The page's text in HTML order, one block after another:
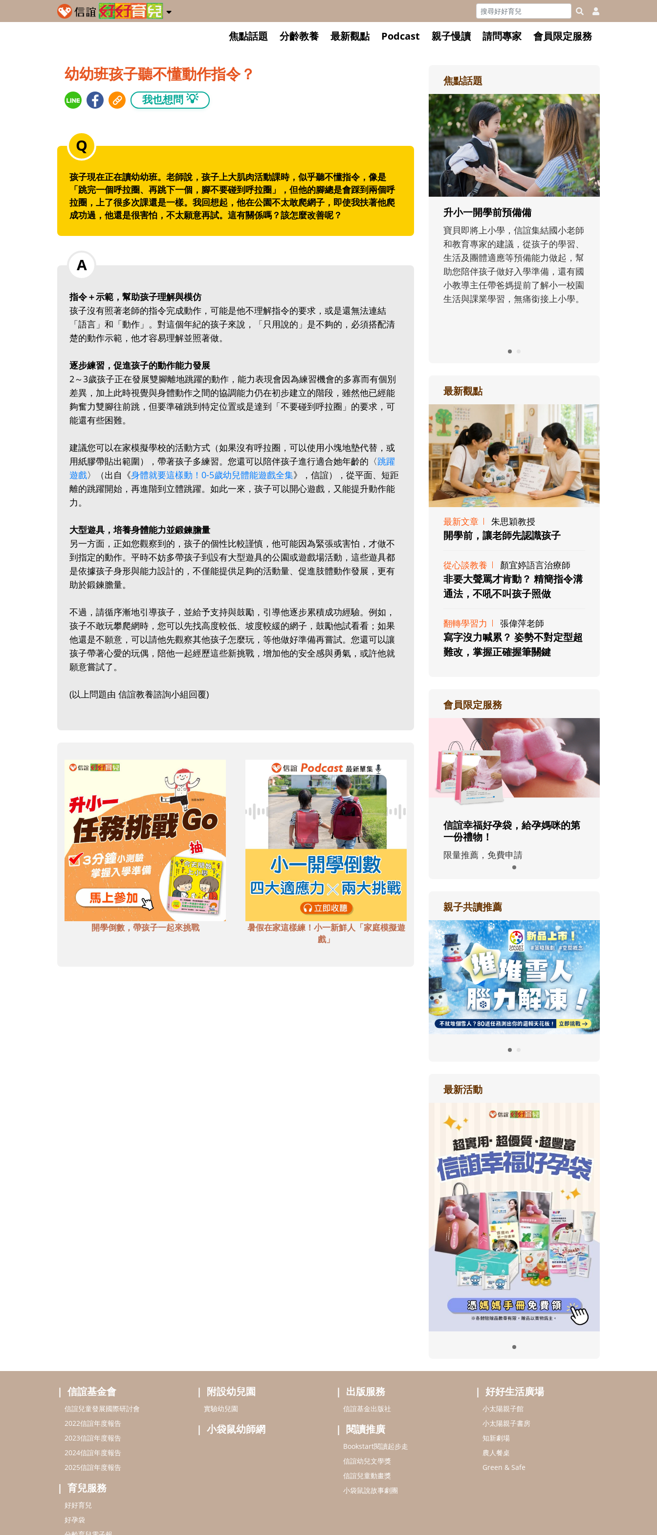
焦點話題 分齡教養 最新觀點 Podcast 親子慢讀 請問專家 會員限定服務
幼幼班孩子聽不懂動作指令？
我也想問 💡
孩子現在正在讀幼幼班。老師說，孩子上大肌肉活動課時，似乎聽不懂指令，像是
「跳完一個呼拉圈、再跳下一個，腳不要碰到呼拉圈」，但他的腳總是會踩到兩個呼
拉圈，上了很多次課還是一樣。我回想起，他在公園不太敢爬網子，即使我扶著他爬
成功過，他還是很害怕，不太願意再試。這有關係嗎？該怎麼改善呢？
指令＋示範，幫助孩子理解與模仿
孩子沒有照著老師的指令完成動作，可能是他不理解指令的要求，或是還無法連結
「語言」和「動作」。對這個年紀的孩子來說，「只用說的」是不夠的，必須搭配清
楚的動作示範，他才容易理解並照著做。
逐步練習，促進孩子的動作能力發展
2～3歲孩子正在發展雙腳離地跳躍的動作，能力表現會因為練習機會的多寡而有個別
差異，加上此時視覺與身體動作之間的協調能力仍在初步建立的階段，雖然他已經能
夠奮力雙腳往前跳，但要準確跳到特定位置或是達到「不要碰到呼拉圈」的要求，可
能還有些困難。
建議您可以在家模擬學校的活動方式（如果沒有呼拉圈，可以使用小塊地墊代替，或
用紙膠帶貼出範圍），帶著孩子多練習。您還可以陪伴孩子進行適合她年齡的〈跳躍
遊戲〉（出自《身體就要這樣動！0-5歲幼兒體能遊戲全集》，信誼），從平面、短距
離的跳躍開始，再進階到立體跳躍。如此一來，孩子可以開心遊戲，又能提升動作能
力。
大型遊具，培養身體能力並鍛鍊膽量
另一方面，正如您觀察到的，孩子的個性比較謹慎，他可能因為緊張或害怕，才做不
到指定的動作。平時不妨多帶孩子到設有大型遊具的公園或遊戲場活動，這些遊具都
是依據孩子身形與能力設計的，不僅能提供足夠的活動量、促進肢體動作發展，更有
助於鍛鍊膽量。
不過，請循序漸地引導孩子，並給予支持與鼓勵，引導他逐步累積成功經驗。例如，
孩子不敢玩攀爬網時，您可以先找高度較低、坡度較緩的網子，鼓勵他試看看；如果
他還是不願意，可以請他先觀察其他孩子怎麼玩，等他做好準備再嘗試。您還可以讓
孩子帶著心愛的玩偶，陪他一起經歷這些新挑戰，增加他的安全感與勇氣，或許他就
願意嘗試了。
(以上問題由 信誼教養諮詢小組回覆)
開學倒數，帶孩子一起來挑戰
暑假在家這樣練！小一新鮮人「家庭模擬遊
戲」
焦點話題
升小一開學前預備備
寶貝即將上小學，信誼集結國小老師
和教育專家的建議，從孩子的學習、
生活及團體適應等預備能力做起，幫
助您陪伴孩子做好入學準備，還有國
小教導主任帶爸媽提前了解小一校園
生活與課業學習，無痛銜接上小學。
最新觀點
最新文章 朱思穎教授
開學前，讓老師先認識孩子
從心談教養 顏宜婷語言治療師
非要大聲罵才肯動？ 精簡指令溝
通法，不吼不叫孩子照做
翻轉學習力 張偉萍老師
寫字沒力喊累？ 姿勢不對定型超
難改，掌握正確握筆關鍵
會員限定服務
信誼幸福好孕袋，給孕媽咪的第
一份禮物！
限量推薦，免費申請
親子共讀推薦
最新活動
信誼基金會
信誼兒童發展國際研討會
2022信誼年度報告
2023信誼年度報告
2024信誼年度報告
2025信誼年度報告
育兒服務
好好育兒
好孕袋
附設幼兒園
實驗幼兒園
小袋鼠幼師網
出版服務
信誼基金出版社
閱讀推廣
Bookstart閱讀起步走
信誼幼兒文學獎
信誼兒童動畫獎
小袋鼠說故事劇團
好好生活廣場
小太陽親子館
小太陽親子書房
知新劇場
農人餐桌
Green & Safe